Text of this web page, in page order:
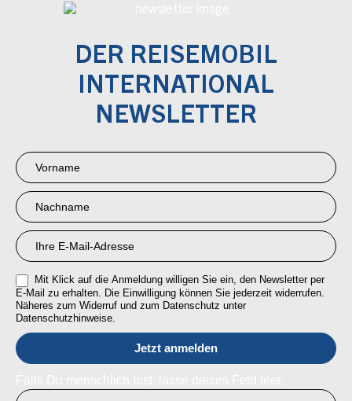
DER REISEMOBIL
INTERNATIONAL
NEWSLETTER
Newsletter
Anmeldung
RMI
Mit Klick auf die Anmeldung willigen Sie ein, den Newsletter per
E-Mail zu erhalten. Die Einwilligung können Sie jederzeit widerrufen.
Näheres zum Widerruf und zum Datenschutz unter
Datenschutzhinweise.